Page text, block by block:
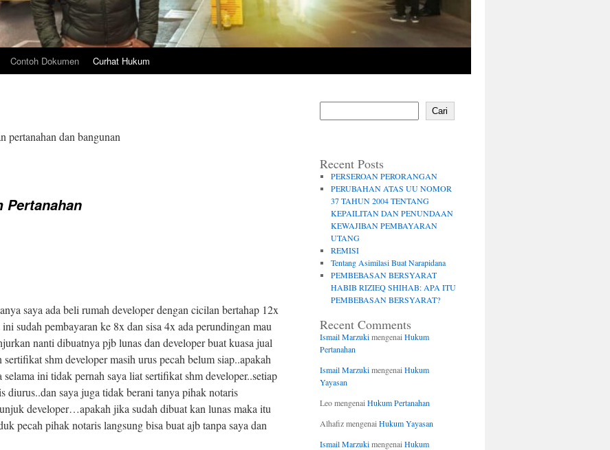
Contoh Dokumen Curhat Hukum
pertanahan dan bangunan
Pertanahan
saya ada beli rumah developer dengan cicilan bertahap 12x
sudah pembayaran ke 8x dan sisa 4x ada perundingan mau
nanti dibuatnya pjb lunas dan developer buat kuasa jual
shm developer masih urus pecah belum siap..apakah
ini tidak pernah saya liat sertifikat shm developer..setiap
diurus..dan saya juga tidak berani tanya pihak notaris
developer…apakah jika sudah dibuat kan lunas maka itu
pecah pihak notaris langsung bisa buat ajb tanpa saya dan
Cari
Recent Posts
PERSEROAN PERORANGAN
PERUBAHAN ATAS UU NOMOR
37 TAHUN 2004 TENTANG
KEPAILITAN DAN PENUNDAAN
KEWAJIBAN PEMBAYARAN
UTANG
REMISI
Tentang Asimilasi Buat Narapidana
PEMBEBASAN BERSYARAT
HABIB RIZIEQ SHIHAB: APA ITU
PEMBEBASAN BERSYARAT?
Recent Comments
Ismail Marzukimengenai Hukum
Pertanahan
Ismail Marzukimengenai Hukum
Yayasan
Leomengenai Hukum Pertanahan
Alhafizmengenai Hukum Yayasan
Ismail Marzukimengenai Hukum